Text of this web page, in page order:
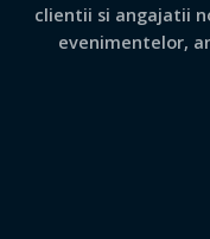
clientii si angajatii
evenimentelor,